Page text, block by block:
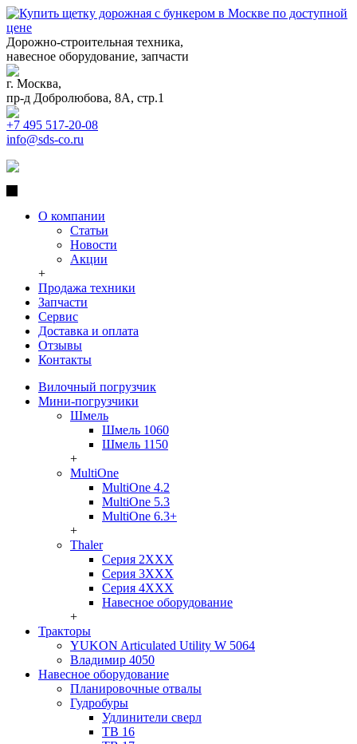
Дорожно-строительная техника,
навесное оборудование, запчасти
г. Москва,
пр-д Добролюбова, 8А, стр.1
+7 495 517-20-08
info@sds-co.ru
О компании
Статьи
Новости
Акции
+
Продажа техники
Запчасти
Сервис
Доставка и оплата
Отзывы
Контакты
Вилочный погрузчик
Мини-погрузчики
Шмель
Шмель 1060
Шмель 1150
+
MultiOne
MultiOne 4.2
MultiOne 5.3
MultiOne 6.3+
+
Thaler
Серия 2ХХХ
Серия 3ХХХ
Серия 4ХХХ
Навесное оборудование
+
Тракторы
YUKON Articulated Utility W 5064
Владимир 4050
Навесное оборудование
Планировочные отвалы
Гудробуры
Удлинители сверл
ТВ 16